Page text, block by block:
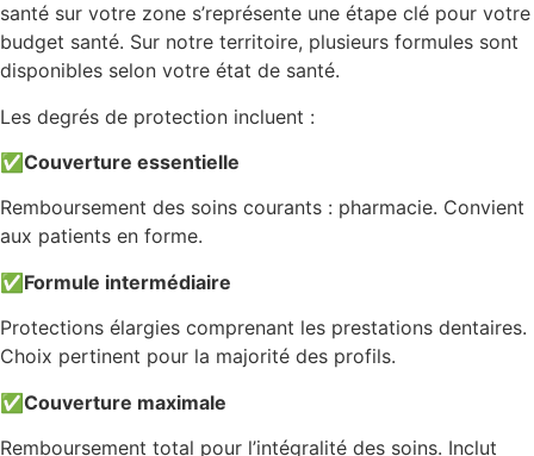
santé sur votre zone s’représente une étape clé pour votre
budget santé. Sur notre territoire, plusieurs formules sont
disponibles selon votre état de santé.
Les degrés de protection incluent :
✅Couverture essentielle
Remboursement des soins courants : pharmacie. Convient
aux patients en forme.
✅Formule intermédiaire
Protections élargies comprenant les prestations dentaires.
Choix pertinent pour la majorité des profils.
✅Couverture maximale
Remboursement total pour l’intégralité des soins. Inclut